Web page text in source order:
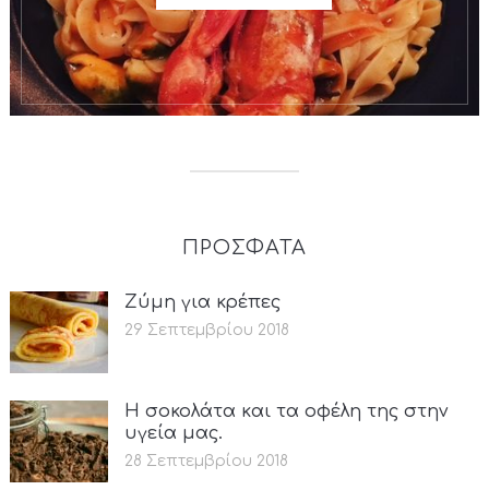
ΠΡΟΣΦΑΤΑ
Ζύμη για κρέπες
29 Σεπτεμβρίου 2018
Η σοκολάτα και τα οφέλη της στην
υγεία μας.
28 Σεπτεμβρίου 2018